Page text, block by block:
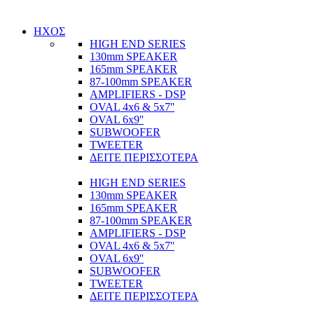
ΗΧΟΣ
HIGH END SERIES
130mm SPEAKER
165mm SPEAKER
87-100mm SPEAKER
AMPLIFIERS - DSP
OVAL 4x6 & 5x7''
OVAL 6x9''
SUBWOOFER
TWEETER
ΔΕΙΤΕ ΠΕΡΙΣΣΟΤΕΡΑ
HIGH END SERIES
130mm SPEAKER
165mm SPEAKER
87-100mm SPEAKER
AMPLIFIERS - DSP
OVAL 4x6 & 5x7''
OVAL 6x9''
SUBWOOFER
TWEETER
ΔΕΙΤΕ ΠΕΡΙΣΣΟΤΕΡΑ